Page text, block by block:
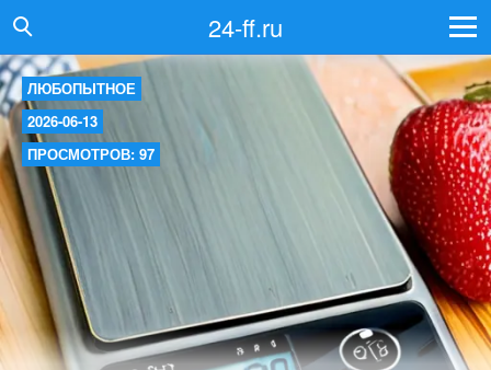
24-ff.ru
ЛЮБОПЫТНОЕ
2026-06-13
ПРОСМОТРОВ: 97